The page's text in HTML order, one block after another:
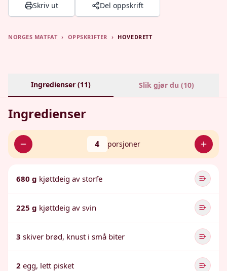
Skriv ut Del oppskrift
NORGES MATFAT › OPPSKRIFTER › HOVEDRETT
Ingredienser (11) Slik gjør du (10)
Ingredienser
4 porsjoner
680 g kjøttdeig av storfe
225 g kjøttdeig av svin
3 skiver brød, knust i små biter
2 egg, lett pisket